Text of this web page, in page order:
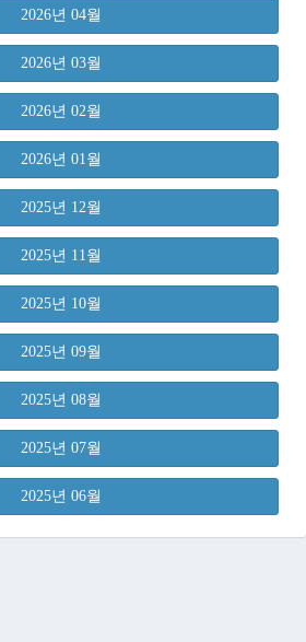
2026년 04월
2026년 03월
2026년 02월
2026년 01월
2025년 12월
2025년 11월
2025년 10월
2025년 09월
2025년 08월
2025년 07월
2025년 06월